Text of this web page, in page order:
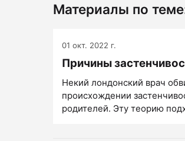
Материалы по
01 окт. 2022 г.
Причины
Некий лондонский врач
происхождении
родителей. Эту теорию